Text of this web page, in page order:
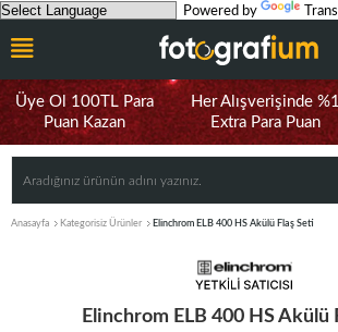
Powered by
Üye Ol 100TL Para
Puan Kazan
Her Alışverişinde
Extra Para Puan
Anasayfa Kategorisiz Ürünler Elinchrom ELB 400 HS Akülü Flaş Seti
Elinchrom ELB 400 HS Akülü